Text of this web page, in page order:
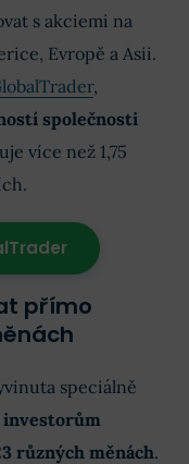
s akciemi na
Evropě a Asii.
,
společnosti
více než 1,75
přímo
speciálně
různých měnách.